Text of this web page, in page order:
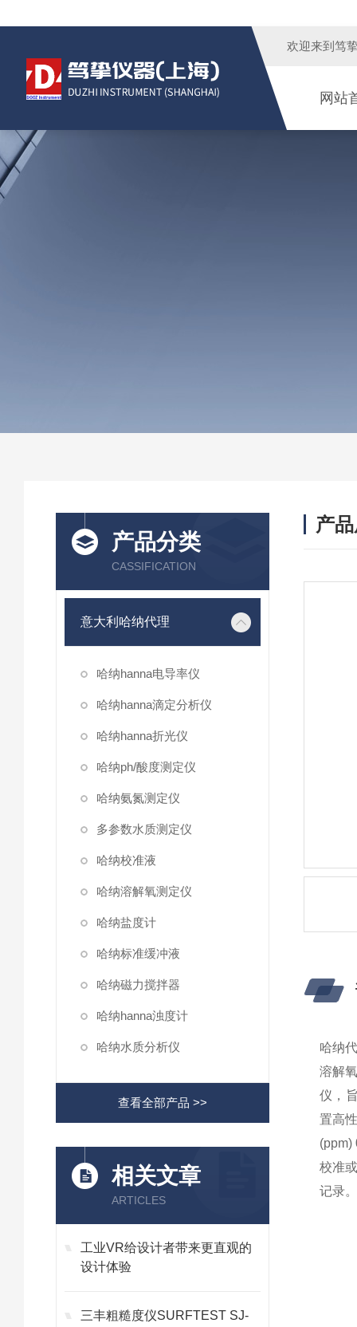
欢迎来到 笃
网站
产品分类
CASSIFICATION
意大利哈纳代理
哈纳hanna电导率仪
哈纳hanna滴定分析仪
哈纳hanna折光仪
哈纳ph/酸度测定仪
哈纳氨氮测定仪
多参数水质测定仪
哈纳校准液
哈纳溶解氧测定仪
哈纳盐度计
哈纳标准缓冲液
哈纳磁力搅拌器
哈纳hanna浊度计
哈纳水质分析仪
查看全部产品 >>
相关文章
ARTICLES
工业VR给设计者带来更直观的
设计体验
三丰粗糙度仪SURFTEST SJ-
产
哈纳
溶解
仪，
置高
(ppm)
校准
记录